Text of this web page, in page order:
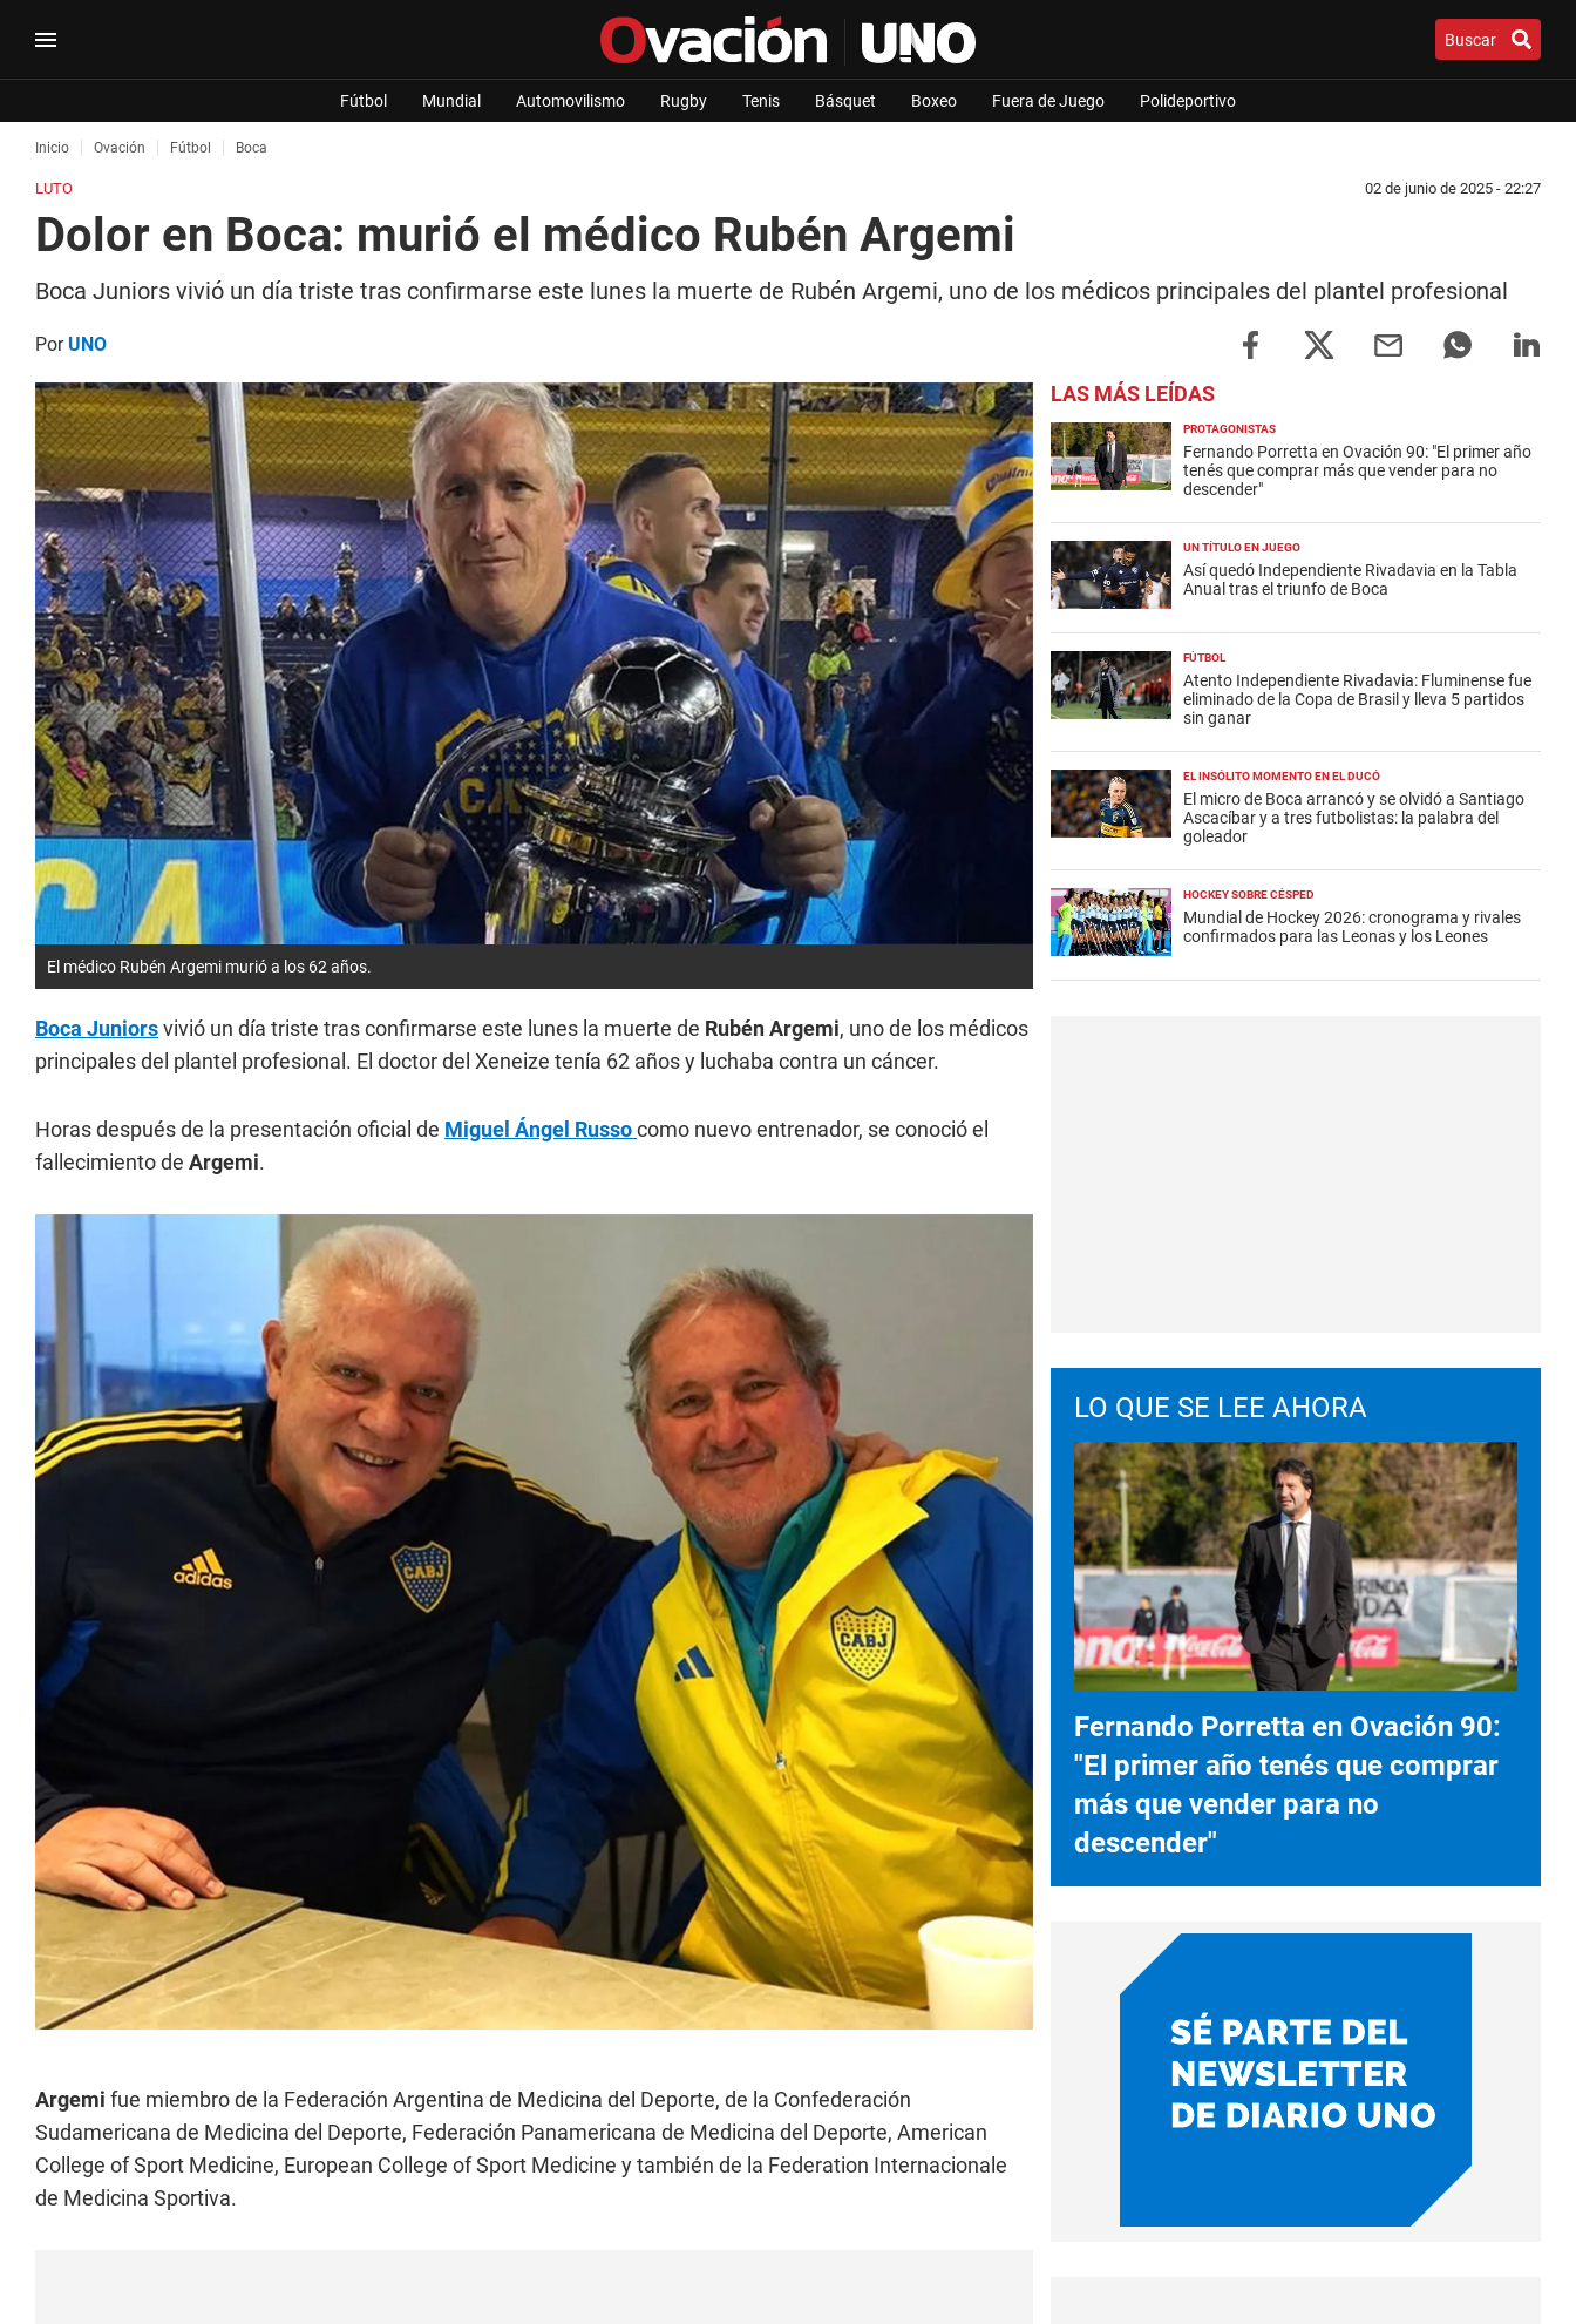
Buscar
Fútbol Mundial Automovilismo Rugby Tenis Básquet Boxeo Fuera de Juego Polideportivo
Inicio Ovación Fútbol Boca
LUTO 02 de junio de 2025 - 22:27
Dolor en Boca: murió el médico Rubén Argemi
Boca Juniors vivió un día triste tras confirmarse este lunes la muerte de Rubén Argemi, uno de los médicos principales del plantel profesional
PorUNO
El médico Rubén Argemi murió a los 62 años.
Boca Juniorsvivió un día triste tras confirmarse este lunes la muerte de Rubén Argemi, uno de los médicos
principales del plantel profesional. El doctor del Xeneize tenía 62 años y luchaba contra un cáncer.
Horas después de la presentación oficial de Miguel Ángel Russocomo nuevo entrenador, se conoció el
fallecimiento de Argemi.
Argemi fue miembro de la Federación Argentina de Medicina del Deporte, de la Confederación
Sudamericana de Medicina del Deporte, Federación Panamericana de Medicina del Deporte, American
College of Sport Medicine, European College of Sport Medicine y también de la Federation Internacionale
de Medicina Sportiva.
LAS MÁS LEÍDAS
PROTAGONISTAS
Fernando Porretta en Ovación 90: "El primer año
tenés que comprar más que vender para no
descender"
UN TÍTULO EN JUEGO
Así quedó Independiente Rivadavia en la Tabla
Anual tras el triunfo de Boca
FÚTBOL
Atento Independiente Rivadavia: Fluminense fue
eliminado de la Copa de Brasil y lleva 5 partidos
sin ganar
EL INSÓLITO MOMENTO EN EL DUCÓ
El micro de Boca arrancó y se olvidó a Santiago
Ascacíbar y a tres futbolistas: la palabra del
goleador
HOCKEY SOBRE CÉSPED
Mundial de Hockey 2026: cronograma y rivales
confirmados para las Leonas y los Leones
LO QUE SE LEE AHORA
Fernando Porretta en Ovación 90:
"El primer año tenés que comprar
más que vender para no
descender"